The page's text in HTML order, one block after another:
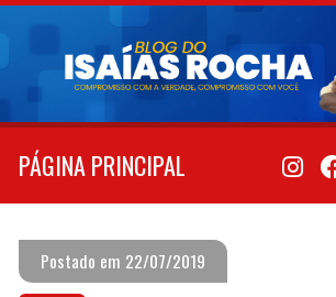
Pular
conteúdo
PÁGINA PRINCIPAL
Postado em 22/07/2019